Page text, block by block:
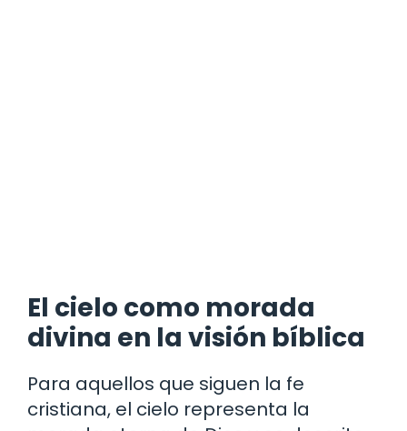
El cielo como morada
divina en la visión bíblica
Para aquellos que siguen la fe
cristiana, el cielo representa la